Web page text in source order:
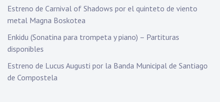
Estreno de Carnival of Shadows por el quinteto de viento
metal Magna Boskotea
Enkidu (Sonatina para trompeta y piano) – Partituras
disponibles
Estreno de Lucus Augusti por la Banda Municipal de Santiago
de Compostela